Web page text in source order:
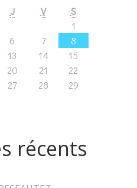
J V
S
1
6 7
8
13 14
15
20 21
22
27 28
29
récents